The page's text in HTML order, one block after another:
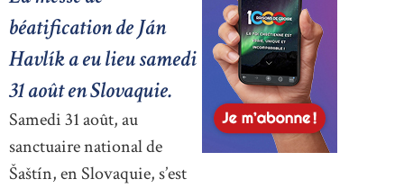
béatification de Ján
Havlík a eu lieu samedi
31 août en Slovaquie.
Samedi 31 août, au
sanctuaire national de
Šaštín, en Slovaquie, s’est